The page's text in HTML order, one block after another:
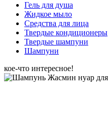
Гель для душа
Жидкое мыло
Средства для лица
Твердые кондиционеры
Твердые шампуни
Шампуни
кое-что интересное!